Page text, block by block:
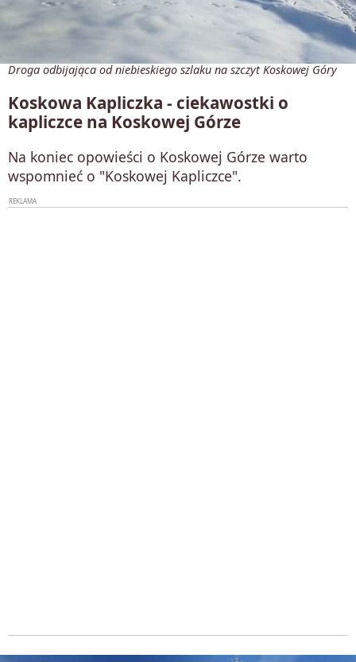
Droga odbijająca od niebieskiego szlaku na szczyt Koskowej Góry
Koskowa Kapliczka - ciekawostki o
kapliczce na Koskowej Górze
Na koniec opowieści o Koskowej Górze warto
wspomnieć o "Koskowej Kapliczce".